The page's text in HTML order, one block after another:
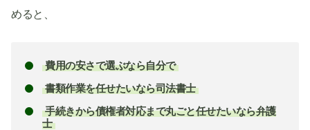
めると、
費用の安さで選ぶなら自分で
書類作業を任せたいなら司法書士
手続きから債権者対応まで丸ごと任せたいなら弁護
士